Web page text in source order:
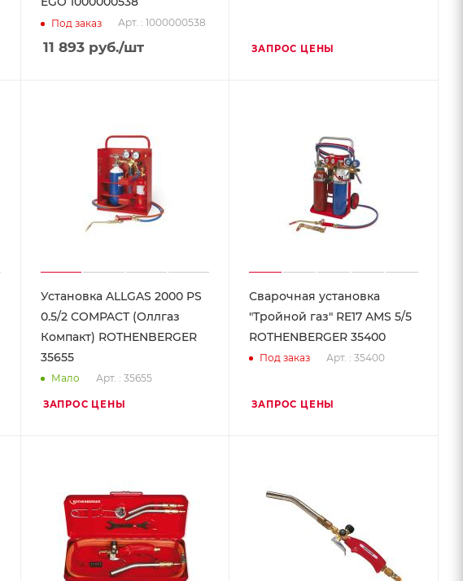
Под заказ Арт. : 1000000538
11 893руб./шт ЗАПРОС ЦЕНЫ
Установка ALLGAS 2000 PS
0.5/2 COMPACT (Оллгаз
Компакт) ROTHENBERGER
35655
Мало Арт. : 35655
ЗАПРОС ЦЕНЫ
Сварочная установка
"Тройной газ" RE17 AMS 5/5
ROTHENBERGER 35400
Под заказ Арт. : 35400
ЗАПРОС ЦЕНЫ